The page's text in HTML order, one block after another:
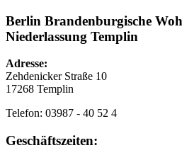
Berlin Brandenburgische
Niederlassung Templin
Adresse:
Zehdenicker Straße 10
17268 Templin
Telefon: 03987 - 40 52 4
Geschäftszeiten: